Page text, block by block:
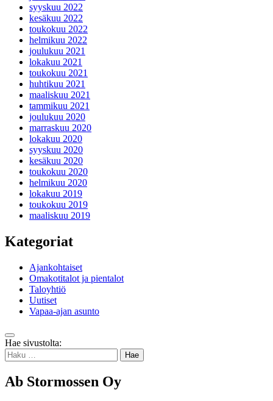
syyskuu 2022
kesäkuu 2022
toukokuu 2022
helmikuu 2022
joulukuu 2021
lokakuu 2021
toukokuu 2021
huhtikuu 2021
maaliskuu 2021
tammikuu 2021
joulukuu 2020
marraskuu 2020
lokakuu 2020
syyskuu 2020
kesäkuu 2020
toukokuu 2020
helmikuu 2020
lokakuu 2019
toukokuu 2019
maaliskuu 2019
Kategoriat
Ajankohtaiset
Omakotitalot ja pientalot
Taloyhtiö
Uutiset
Vapaa-ajan asunto
Takaisin
ylös
Hae sivustolta:
Haku:
Ab Stormossen Oy